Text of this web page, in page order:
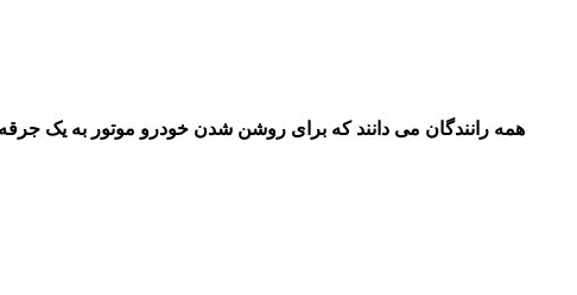
همه رانندگان می دانند که برای روشن شدن خودرو موتور به یک